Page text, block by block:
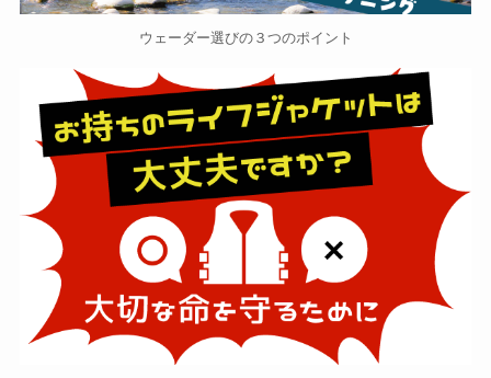
ウェーダー選びの３つのポイント